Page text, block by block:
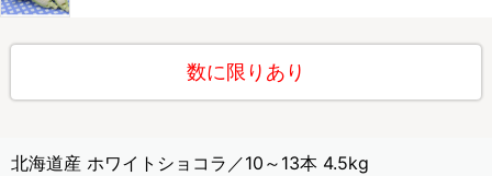
数に限りあり
北海道産 ホワイトショコラ／10～13本 4.5kg